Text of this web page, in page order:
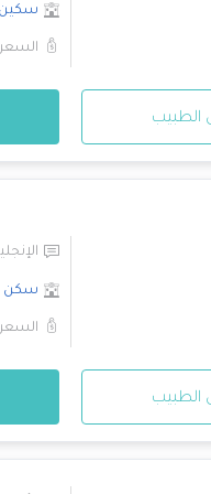
سكين
سكن